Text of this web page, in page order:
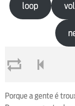
loop
Porque a gente é